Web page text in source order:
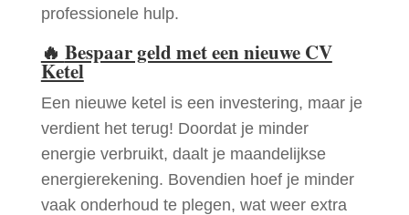
professionele hulp.
🔥 Bespaar geld met een nieuwe CV
Ketel
Een nieuwe ketel is een investering, maar je
verdient het terug! Doordat je minder
energie verbruikt, daalt je maandelijkse
energierekening. Bovendien hoef je minder
vaak onderhoud te plegen, wat weer extra